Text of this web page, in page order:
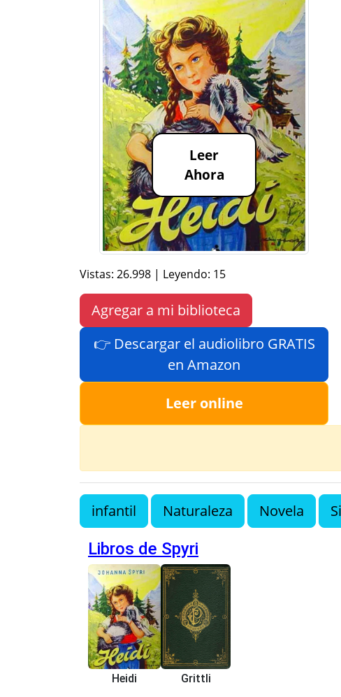
Leer
Ahora
Vistas: 26.998 | Leyendo: 15
Agregar a mi biblioteca
👉 Descargar el audiolibro GRATIS
en Amazon
Leer online
infantil Naturaleza Novela
Libros de Spyri
Heidi Grittli